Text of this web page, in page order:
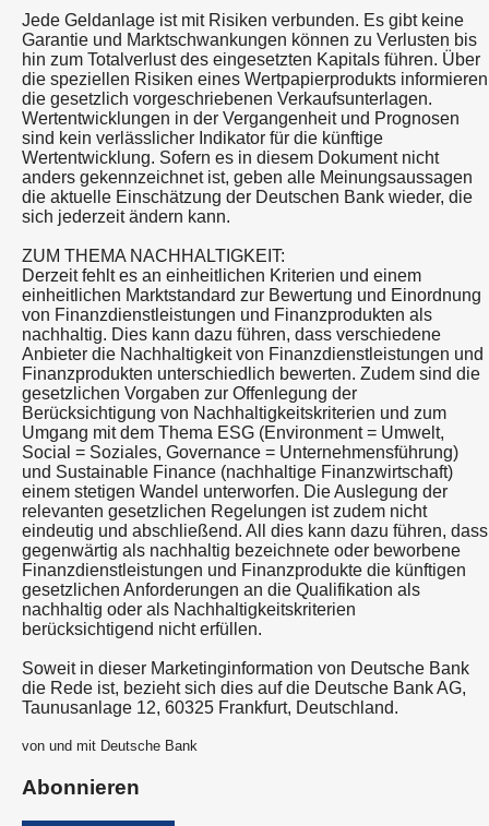
Jede Geldanlage ist mit Risiken verbunden. Es gibt keine
Garantie und Marktschwankungen können zu Verlusten bis
hin zum Totalverlust des eingesetzten Kapitals führen. Über
die speziellen Risiken eines Wertpapierprodukts informieren
die gesetzlich vorgeschriebenen Verkaufsunterlagen.
Wertentwicklungen in der Vergangenheit und Prognosen
sind kein verlässlicher Indikator für die künftige
Wertentwicklung. Sofern es in diesem Dokument nicht
anders gekennzeichnet ist, geben alle Meinungsaussagen
die aktuelle Einschätzung der Deutschen Bank wieder, die
sich jederzeit ändern kann.
ZUM THEMA NACHHALTIGKEIT:
Derzeit fehlt es an einheitlichen Kriterien und einem
einheitlichen Marktstandard zur Bewertung und Einordnung
von Finanzdienstleistungen und Finanzprodukten als
nachhaltig. Dies kann dazu führen, dass verschiedene
Anbieter die Nachhaltigkeit von Finanzdienstleistungen und
Finanzprodukten unterschiedlich bewerten. Zudem sind die
gesetzlichen Vorgaben zur Offenlegung der
Berücksichtigung von Nachhaltigkeitskriterien und zum
Umgang mit dem Thema ESG (Environment = Umwelt,
Social = Soziales, Governance = Unternehmensführung)
und Sustainable Finance (nachhaltige Finanzwirtschaft)
einem stetigen Wandel unterworfen. Die Auslegung der
relevanten gesetzlichen Regelungen ist zudem nicht
eindeutig und abschließend. All dies kann dazu führen, dass
gegenwärtig als nachhaltig bezeichnete oder beworbene
Finanzdienstleistungen und Finanzprodukte die künftigen
gesetzlichen Anforderungen an die Qualifikation als
nachhaltig oder als Nachhaltigkeitskriterien
berücksichtigend nicht erfüllen.
Soweit in dieser Marketinginformation von Deutsche Bank
die Rede ist, bezieht sich dies auf die Deutsche Bank AG,
Taunusanlage 12, 60325 Frankfurt, Deutschland.
von und mit Deutsche Bank
Abonnieren